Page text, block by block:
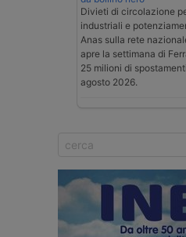
Divieti di circolazione
industriali e
Anas sulla rete
apre la settimana di
25 milioni di
agosto 2026.